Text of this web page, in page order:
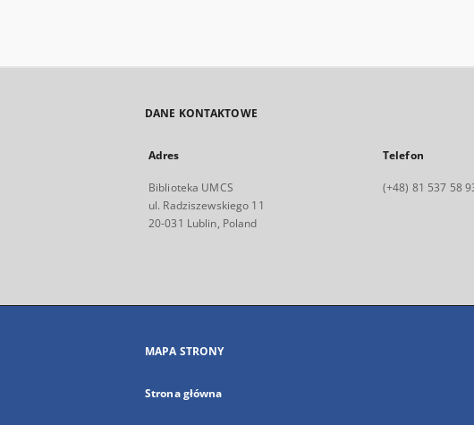
DANE KONTAKTOWE
Adres
Biblioteka UMCS
ul. Radziszewskiego 11
20-031 Lublin, Poland
Telefon
(+48) 81 537 58
MAPA STRONY
Strona główna